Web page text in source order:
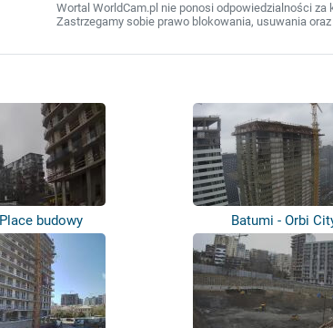
Wortal WorldCam.pl nie ponosi odpowiedzialności
Zastrzegamy sobie prawo blokowania, usuwania
budowy Batumi - Orbi